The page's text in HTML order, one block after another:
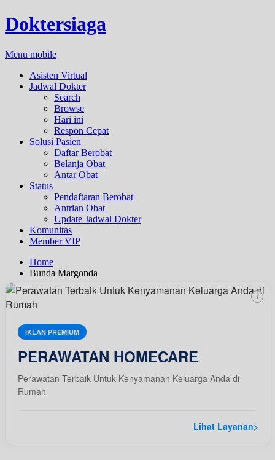
Doktersiaga
Menu mobile
Asisten Virtual
Jadwal Dokter
Search
Browse
Hari ini
Respon Cepat
Solusi Pasien
Daftar Berobat
Belanja Obat
Antar Obat
Status
Pendaftaran Berobat
Antrian Obat
Update Jadwal Dokter
Komunitas
Member VIP
Home
Bunda Margonda
IKLAN PREMIUM
PERAWATAN HOMECARE
Perawatan Terbaik Untuk Kenyamanan Keluarga Anda di
Rumah
Lihat Layanan>
i